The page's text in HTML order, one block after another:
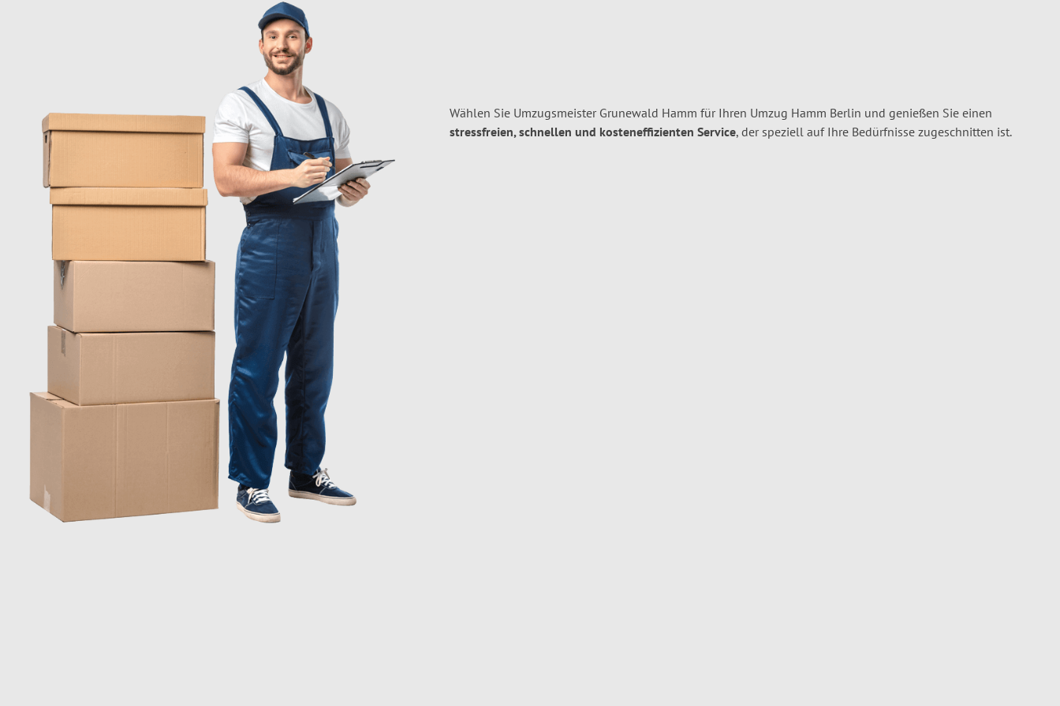
Wählen Sie Umzugsmeister Grunewald Hamm für Ihren Umzug Hamm Berlin und genießen Sie einen
stressfreien, schnellen und kosteneffizienten Service, der speziell auf Ihre Bedürfnisse zugeschnitten ist.